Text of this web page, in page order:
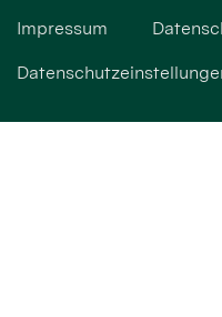
Impressum